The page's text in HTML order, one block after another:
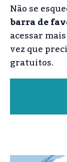
Não se
barra de
acessar
vez que
gratuitos.